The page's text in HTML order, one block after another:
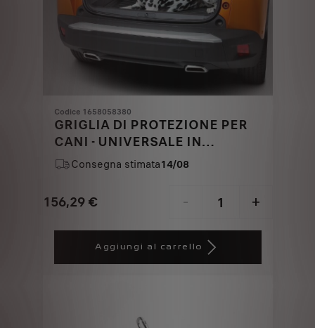
Codice 1658058380
GRIGLIA DI PROTEZIONE PER
CANI - UNIVERSALE IN
METALLO
Consegna stimata14/08
156,29 €
Price
- +
Quantity
Aggiungi al carrello